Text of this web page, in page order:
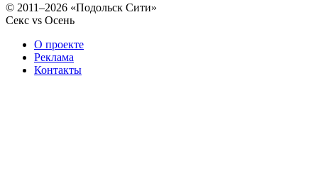
© 2011–2026 «Подольск Сити»
Секс vs Осень
О проекте
Реклама
Контакты